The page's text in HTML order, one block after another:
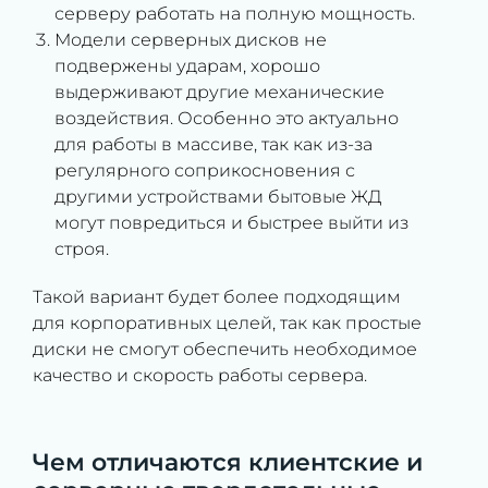
серверу работать на полную мощность.
Модели серверных дисков не
подвержены ударам, хорошо
выдерживают другие механические
воздействия. Особенно это актуально
для работы в массиве, так как из-за
регулярного соприкосновения с
другими устройствами бытовые ЖД
могут повредиться и быстрее выйти из
строя.
Такой вариант будет более подходящим
для корпоративных целей, так как простые
диски не смогут обеспечить необходимое
качество и скорость работы сервера.
Чем отличаются клиентские и